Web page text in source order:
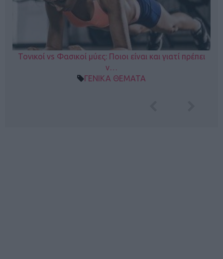
Τονικοί vs Φασικοί μύες: Ποιοι είναι και γιατί πρέπει
ν…
ΓΕΝΙΚΑ ΘΕΜΑΤΑ